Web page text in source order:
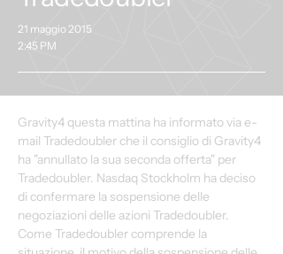
21 maggio 2015
2:45 PM
Gravity4 questa mattina ha informato via e-
mail Tradedoubler che il consiglio di Gravity4
ha "annullato la sua seconda offerta" per
Tradedoubler. Nasdaq Stockholm ha deciso
di confermare la sospensione delle
negoziazioni delle azioni Tradedoubler.
Come Tradedoubler comprende la